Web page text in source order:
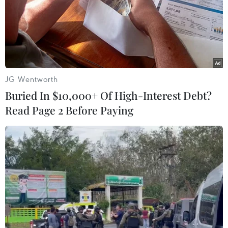
Nam Sudan đạt được bước đột phá trong
tiến trình hòa giải nội bộ
03/04/2022 22:49
JG Wentworth
Buried In $10,000+ Of High-Interest Debt?
Read Page 2 Before Paying